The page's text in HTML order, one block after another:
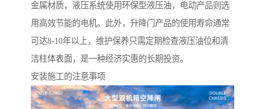
金属材质，液压系统使用环保型液压油，电动产品则选
用高效节能的电机。此外，升降门产品的使用寿命通常
可达8-10年以上，维护保养只需定期检查液压油位和清
洁柱体表面，是一种经济实惠的长期投资。
安装施工的注意事项